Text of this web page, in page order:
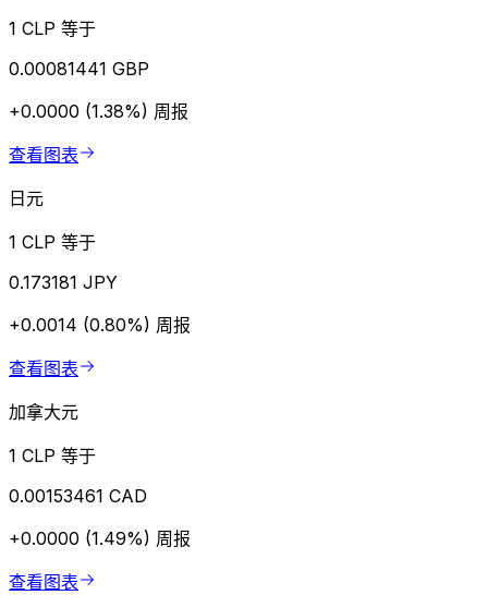
1 CLP 等于
0.00081441 GBP
+0.0000 (1.38%) 周报
查看图表
日元
1 CLP 等于
0.173181 JPY
+0.0014 (0.80%) 周报
查看图表
加拿大元
1 CLP 等于
0.00153461 CAD
+0.0000 (1.49%) 周报
查看图表